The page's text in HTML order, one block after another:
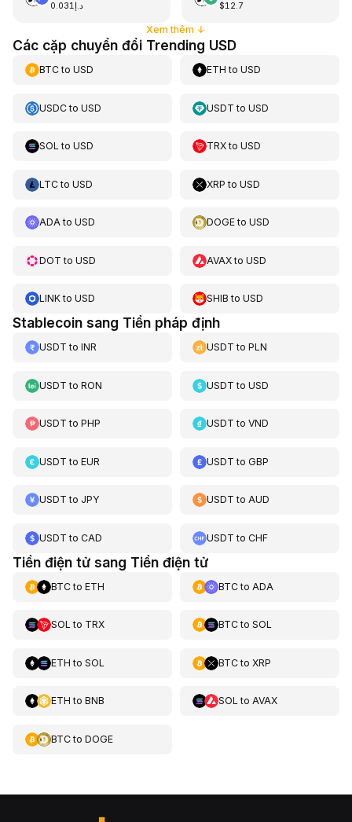
د.إ0.031 $12.7
Xem thêm ↓
Các cặp chuyển đổi Trending USD
BTCto USD ETH toUSD
USDCto USD USDT toUSD
SOL to USD TRXtoUSD
LTCto USD XRP toUSD
ADAto USD DOGEtoUSD
DOT to USD AVAXtoUSD
LINKto USD SHIB toUSD
Stablecoin sang Tiền pháp định
USDT to INR USDT toPLN
USDT to RON USDT toUSD
USDT to PHP USDT toVND
USDT to EUR USDT toGBP
USDT to JPY USDT toAUD
USDT to CAD USDT toCHF
Tiền điện tử sang Tiền điện tử
BTCto ETH BTCto ADA
SOL to TRX BTCto SOL
ETH to SOL BTCto XRP
ETH to BNB SOL to AVAX
BTCto DOGE